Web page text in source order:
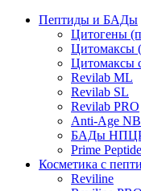
Пептиды и БАДы
Цитогены
Цитомаксы
Цитомаксы
Revilab ML
Revilab SL
Revilab PRO
Anti-Age NB
БАДы
Prime Peptide
Косметика с
Reviline